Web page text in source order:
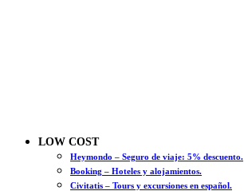
LOW COST
Heymondo – Seguro de viaje: 5% descuento.
Booking – Hoteles y alojamientos.
Civitatis – Tours y excursiones en español.